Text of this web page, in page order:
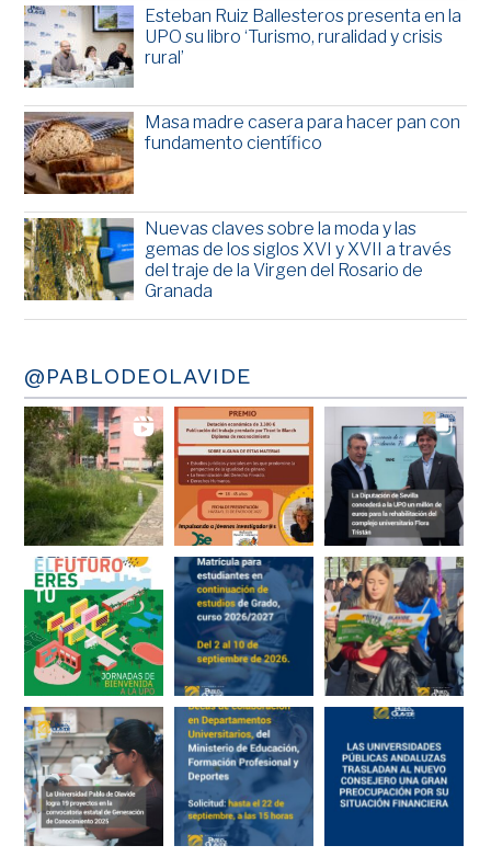
Esteban Ruiz Ballesteros presenta en la
UPO su libro ‘Turismo, ruralidad y crisis
rural’
Masa madre casera para hacer pan con
fundamento científico
Nuevas claves sobre la moda y las
gemas de los siglos XVI y XVII a través
del traje de la Virgen del Rosario de
Granada
@PABLODEOLAVIDE